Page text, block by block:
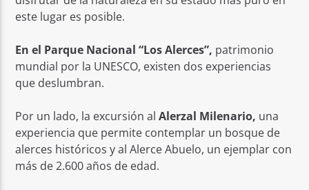
este lugar es posible.
En el Parque Nacional “Los Alerces”, patrimonio
mundial por la UNESCO, existen dos experiencias
que deslumbran.
Por un lado, la excursión alAlerzal Milenario, una
experiencia que permite contemplar un bosque de
alerces históricos y al Alerce Abuelo, un ejemplar con
más de 2.600 años de edad.